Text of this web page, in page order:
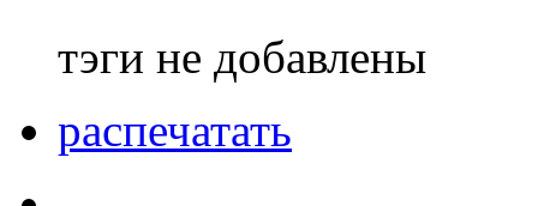
тэги не добавлены
распечатать